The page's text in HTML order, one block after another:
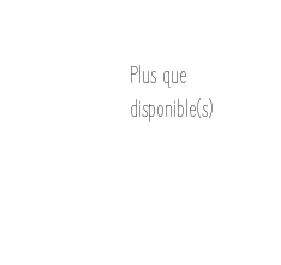
Plus que
disponible(s)